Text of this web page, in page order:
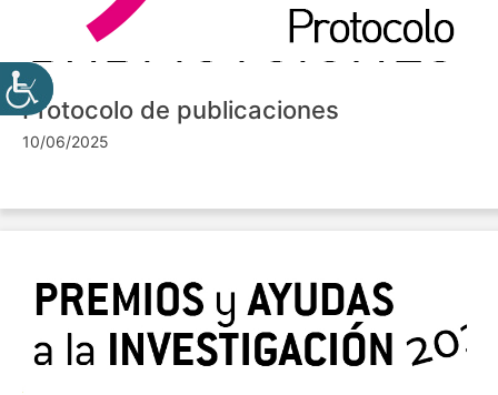
Protocolo de publicaciones
10/06/2025